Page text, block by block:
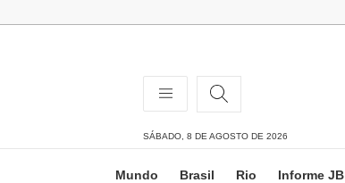
SÁBADO, 8 DE AGOSTO DE 2026
Mundo Brasil Rio Informe JB